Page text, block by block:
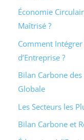
Économie
Maîtrisé ?
Comment
d’Entreprise ?
Bilan Carbone
Globale
Les Secteurs les
Bilan Carbone et